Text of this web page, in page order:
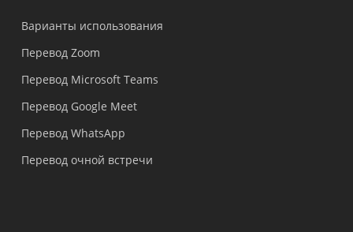
Варианты использования
Перевод Zoom
Перевод Microsoft Teams
Перевод Google Meet
Перевод WhatsApp
Перевод очной встречи